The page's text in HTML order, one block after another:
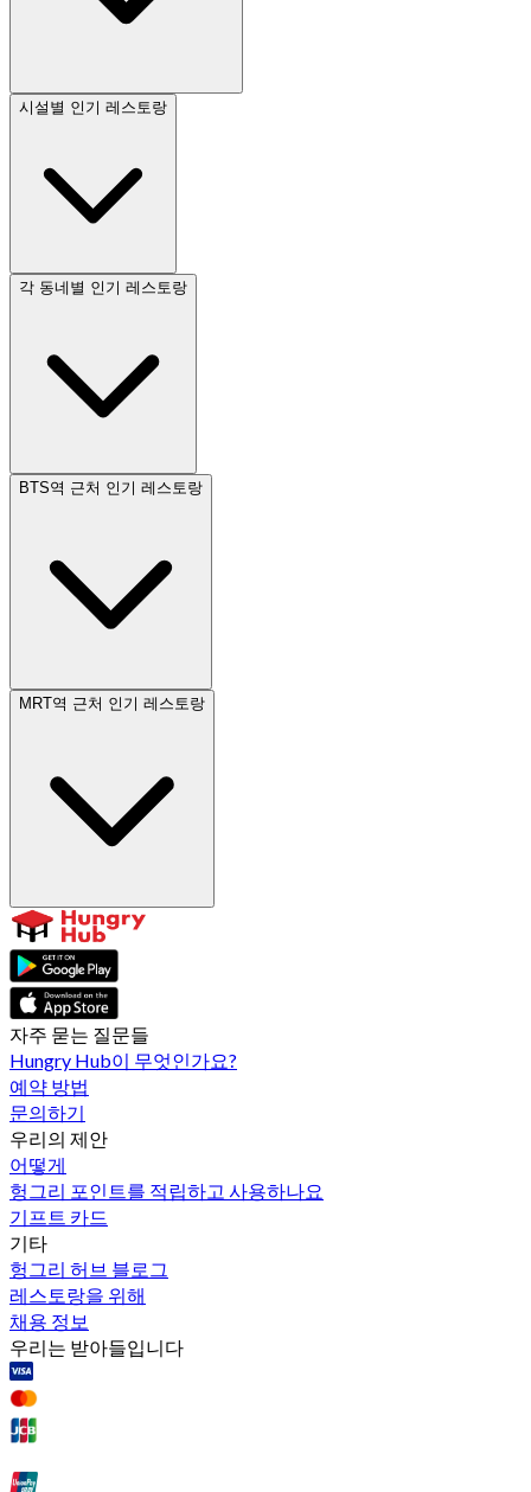
시설별 인기 레스토랑
각 동네별 인기 레스토랑
BTS역 근처 인기 레스토랑
MRT역 근처 인기 레스토랑
자주 묻는 질문들
Hungry Hub이 무엇인가요?
예약 방법
문의하기
우리의 제안
어떻게
헝그리 포인트를 적립하고 사용하나요
기프트 카드
기타
헝그리 허브 블로그
레스토랑을 위해
채용 정보
우리는 받아들입니다